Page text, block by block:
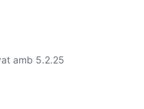
amb 5.2.25